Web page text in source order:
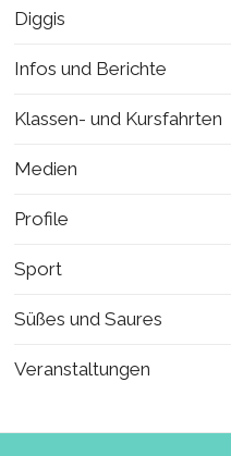
Diggis
Infos und Berichte
Klassen- und Kursfahrten
Medien
Profile
Sport
Süßes und Saures
Veranstaltungen